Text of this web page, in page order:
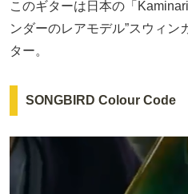
このギターは日本の「
ンダーのレアモデル”スウィン
ター。
SONGBIRD Colour Code